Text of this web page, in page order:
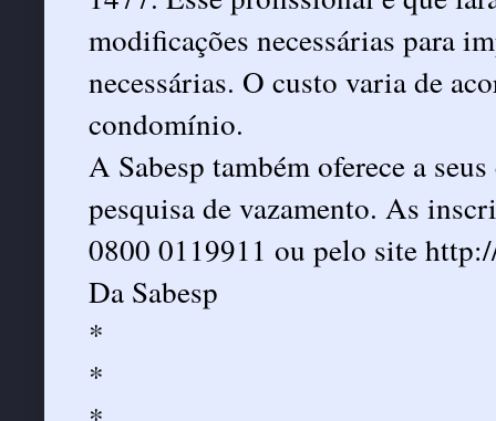
modificações necessárias para
necessárias. O custo varia de
condomínio.
A Sabesp também oferece a
pesquisa de vazamento. As
0800 0119911 ou pelo site
Da Sabesp
*
*